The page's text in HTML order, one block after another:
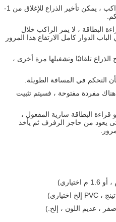
3.عند قراءة بطاقة صالحة وتمرير الراكب ، يمكن تأخير الذراع للإغلاق من 1-
البطاقة ، لا يمر الراكب خلال
الدوار كامل الارتفاع هذا المرور
الذراع تلقائيًا وتشغيلها مرة أخرى ،
هناك مفردة مفتوحة ، فسيتم تثبيت
قراءة البطاقة سارية المفعول ،
يعود من حاجز الرفرف ثم يأخذ